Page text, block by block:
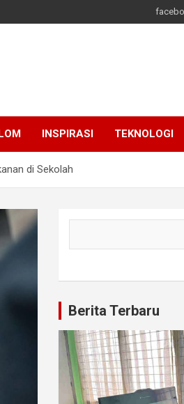
INSPIRASI TEKNOLOGI
di Sekolah
Berita Terbaru